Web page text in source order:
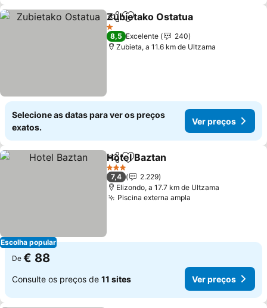
PartilharAdicionar aos favoritos
Zubietako Ostatua
1 Estrelas
8,5 Excelente
240
Zubieta, a 11.6 km de Ultzama
Selecione as datas para ver os preços
exatos.
Ver preços
Escolha popular
PartilharAdicionar aos favoritos
Hotel Baztan
3 Estrelas
7,4
2.229
Elizondo, a 17.7 km de Ultzama
Piscina externa ampla
De € 88
Consulte os preços de 11 sites Ver preços